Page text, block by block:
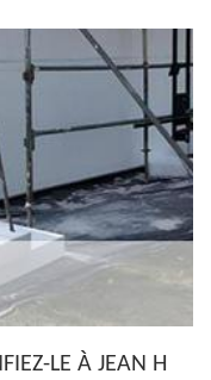
LE À JEAN H